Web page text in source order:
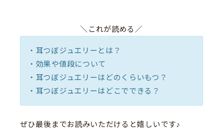
＼これが読める／
・耳つぼジュエリーとは？
・効果や値段について
・耳つぼジュエリーはどのくらいもつ？
・耳つぼジュエリーはどこでできる？
ぜひ最後までお読みいただけると嬉しいです♪